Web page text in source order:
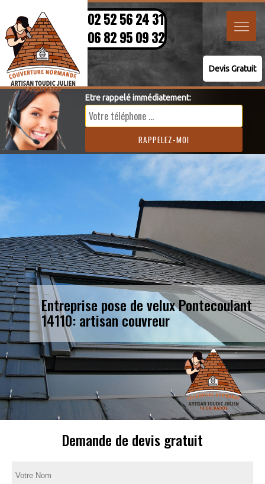
02 52 56 24 31
06 82 95 09 32
Devis Gratuit
Etre rappelé immédiatement:
Entreprise pose de velux Pontecoulant
14110: artisan couvreur
Demande de devis gratuit